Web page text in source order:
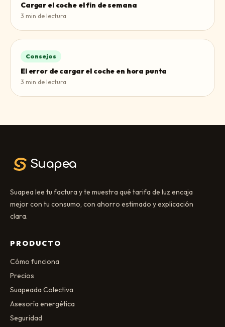
Cargar el coche el fin de semana
3 min de lectura
Consejos
El error de cargar el coche en hora punta
3 min de lectura
Suapea
Suapea lee tu factura y te muestra qué tarifa de luz encaja
mejor con tu consumo, con ahorro estimado y explicación
clara.
PRODUCTO
Cómo funciona
Precios
Suapeada Colectiva
Asesoría energética
Seguridad